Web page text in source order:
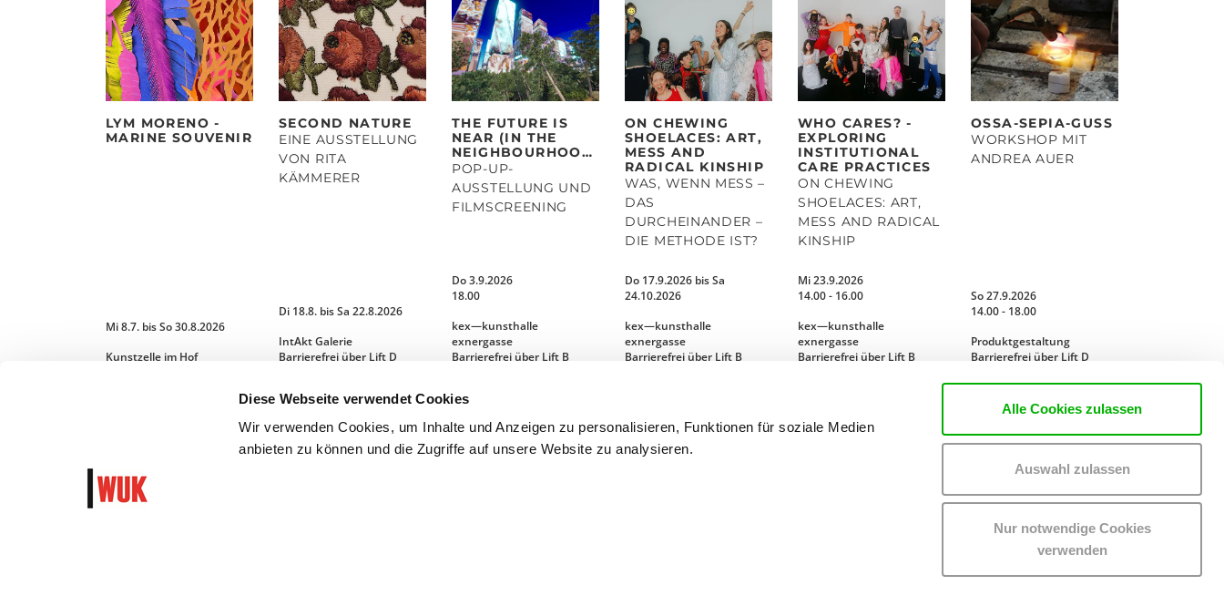
Diese Webseite verwendet Cookies
Wir verwenden Cookies, um Inhalte und Anzeigen zu personalisieren, Funktionen für soziale Medien
anbieten zu können und die Zugriffe auf unsere Website zu analysieren.
Alle Cookies zulassen
Auswahl zulassen
Nur notwendige Cookies
verwenden
LYM MORENO -
MARINE SOUVENIR
Mi 8.7. bis So 30.8.2026
Kunstzelle im Hof
SECOND NATURE
EINE AUSSTELLUNG
VON RITA
KÄMMERER
Di 18.8. bis Sa 22.8.2026
IntAkt Galerie
Barrierefrei über Lift D
MEHR LESEN
THE FUTURE IS
NEAR (IN THE
NEIGHBOURHOOD)
POP-UP-
AUSSTELLUNG UND
FILMSCREENING
Do 3.9.2026
18.00
kex—kunsthalle
exnergasse
Barrierefrei über Lift B
ON CHEWING
SHOELACES: ART,
MESS AND
RADICAL KINSHIP
WAS, WENN MESS –
DAS
DURCHEINANDER –
DIE METHODE IST?
Do 17.9.2026 bis Sa
24.10.2026
kex—kunsthalle
exnergasse
Barrierefrei über Lift B
WHO CARES? -
EXPLORING
INSTITUTIONAL
CARE PRACTICES
ON CHEWING
SHOELACES: ART,
MESS AND RADICAL
KINSHIP
Mi 23.9.2026
14.00 - 16.00
kex—kunsthalle
exnergasse
Barrierefrei über Lift B
OSSA-SEPIA-GUSS
WORKSHOP MIT
ANDREA AUER
So 27.9.2026
14.00 - 18.00
Produktgestaltung
Barrierefrei über Lift D
MEHR LESEN